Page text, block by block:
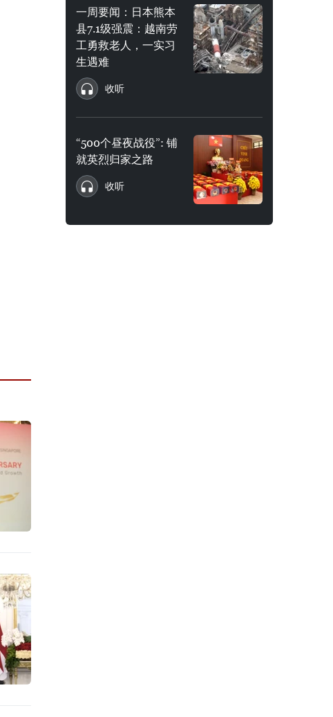
一周要闻：日本熊本
县7.1级强震：越南劳
工勇救老人，一实习
生遇难
收听
“500个昼夜战役”: 铺
就英烈归家之路
收听